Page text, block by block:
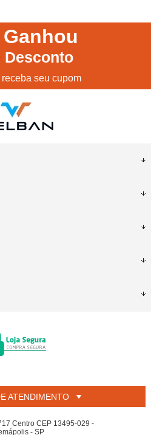
Ganhou
Desconto
seu cupom
ATENDIMENTO
Centro CEP 13495-029 -
- SP